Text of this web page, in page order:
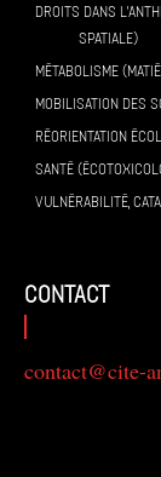
DROITS DANS
SPATIALE)
MÉTABOLISME
MOBILISATION DES
RÉORIENTATION
SANTÉ
VULNÉRABILITÉ,
contact
contact@cite-